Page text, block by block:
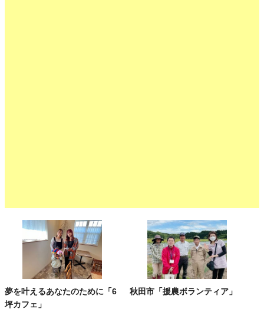
夢を叶えるあなたのために「6
坪カフェ」
秋田市「援農ボランティア」